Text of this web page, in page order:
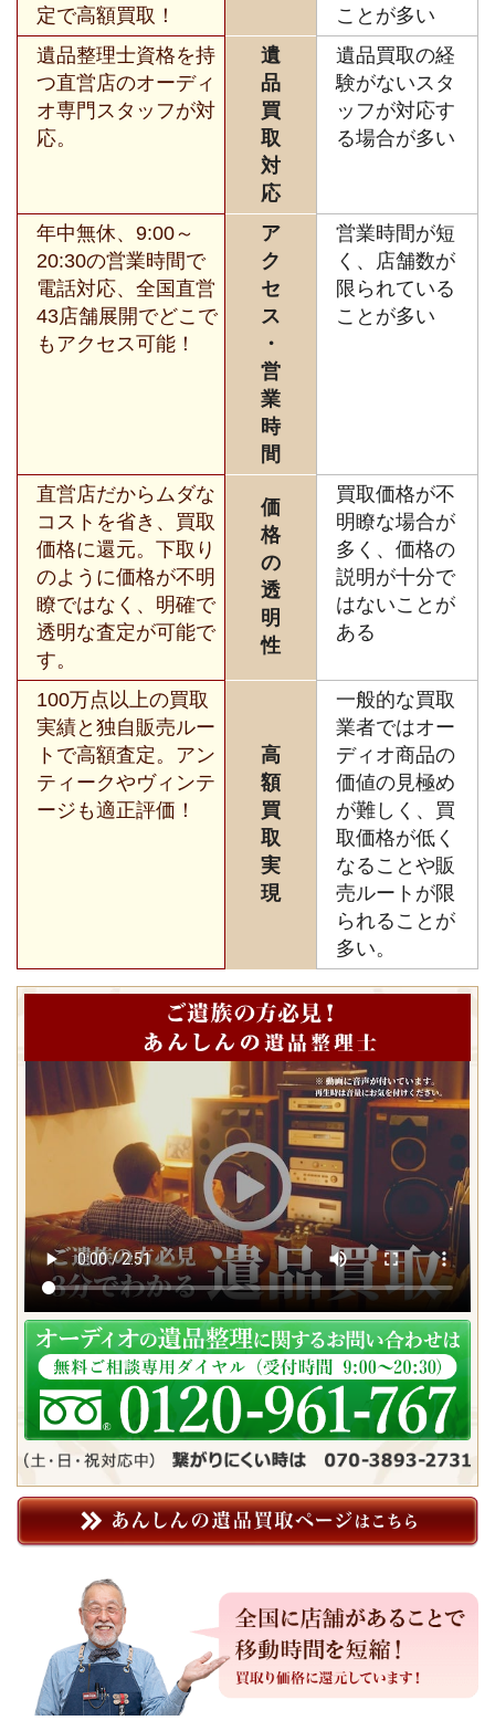
定で高額買取！
ことが多い
遺品整理士資格を持
つ直営店のオーディ
オ専門スタッフが対
応。
遺
品
買
取
対
応
遺品買取の経
験がないスタ
ッフが対応す
る場合が多い
年中無休、9:00～
20:30の営業時間で
電話対応、全国直営
43店舗展開でどこで
もアクセス可能！
ア
ク
セ
ス
・
営
業
時
間
営業時間が短
く、店舗数が
限られている
ことが多い
直営店だからムダな
コストを省き、買取
価格に還元。下取り
のように価格が不明
瞭ではなく、明確で
透明な査定が可能で
す。
価
格
の
透
明
性
買取価格が不
明瞭な場合が
多く、価格の
説明が十分で
はないことが
ある
100万点以上の買取
実績と独自販売ルー
トで高額査定。アン
ティークやヴィンテ
ージも適正評価！
高
額
買
取
実
現
一般的な買取
業者ではオー
ディオ商品の
価値の見極め
が難しく、買
取価格が低く
なることや販
売ルートが限
られることが
多い。